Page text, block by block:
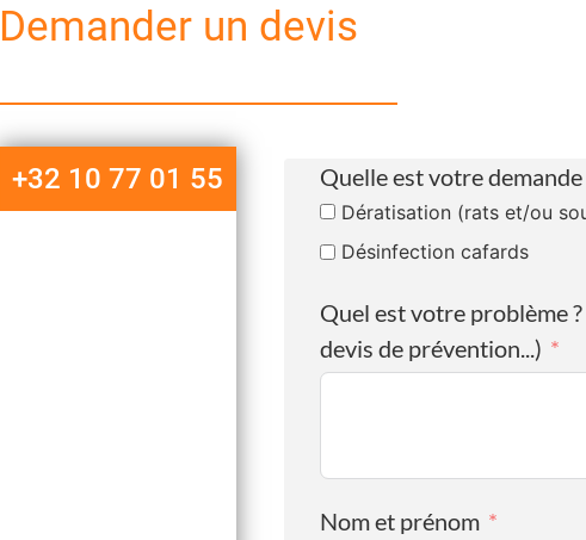
Demander un devis
+32 10 77 01 55 Quelle est votre demande
Dératisation (rats et/ou
Désinfection cafards
Quel est votre problème
devis de prévention...)
Nom et prénom